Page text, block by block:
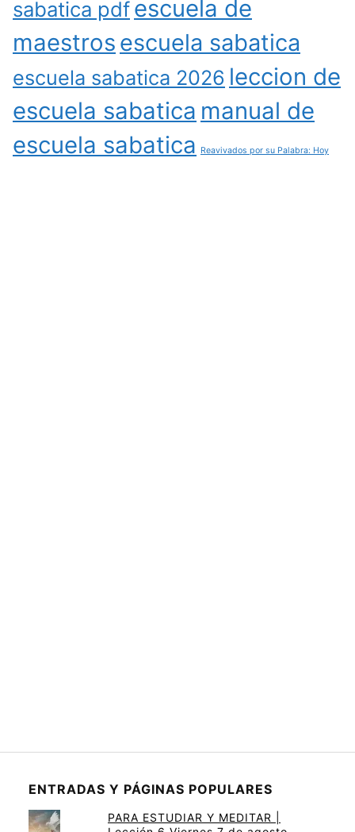
sabatica pdfescuela de
maestros escuela sabatica
escuela sabatica 2026 leccion de
escuela sabatica manual de
escuela sabatica
Reavivados por su Palabra: Hoy
ENTRADAS Y PÁGINAS POPULARES
PARA ESTUDIAR Y MEDITAR |